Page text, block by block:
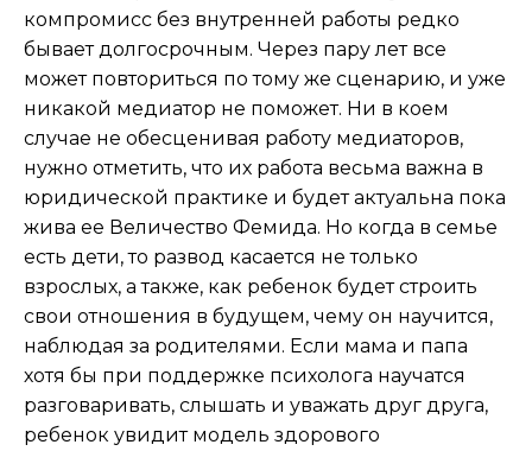
компромисс без внутренней работы редко
бывает долгосрочным. Через пару лет все
может повториться по тому же сценарию, и уже
никакой медиатор не поможет. Ни в коем
случае не обесценивая работу медиаторов,
нужно отметить, что их работа весьма важна в
юридической практике и будет актуальна пока
жива ее Величество Фемида. Но когда в семье
есть дети, то развод касается не только
взрослых, а также, как ребенок будет строить
свои отношения в будущем, чему он научится,
наблюдая за родителями. Если мама и папа
хотя бы при поддержке психолога научатся
разговаривать, слышать и уважать друг друга,
ребенок увидит модель здорового